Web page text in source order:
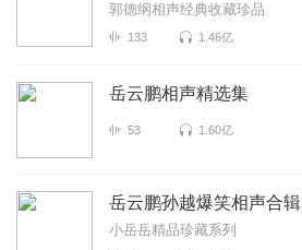
郭德纲相声经典收藏珍品
133 1.46亿
岳云鹏相声精选集
53 1.60亿
岳云鹏孙越爆笑相声合辑
小岳岳精品珍藏系列